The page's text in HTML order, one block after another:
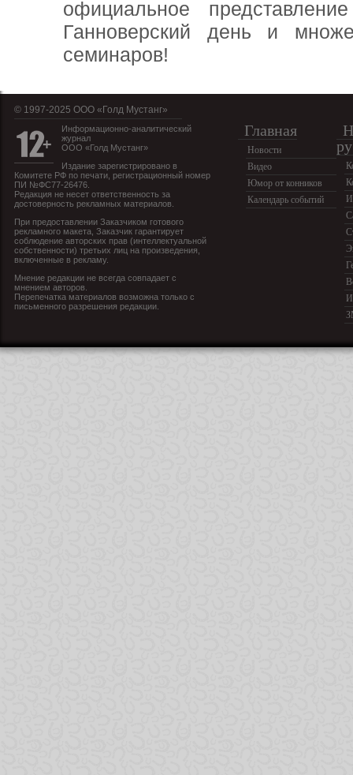
официальное
Ганноверский день и
семинаров!
© 1997-2025 OOO «Голд Мустанг»
Информационно-аналитический
журнал
ООО «Голд Мустанг»
Издание зарегистрировано в
Комитете РФ по печати, регистрационный номер
ПИ №ФС77-26476.
Редакция не несет ответственность за
достоверность рекламных материалов.
При предоставлении Заказчиком готового
рекламного макета, Заказчик гарантирует
соблюдение авторских прав (интеллектуальной
собственности) третьих лиц на произведения,
включенные в рекламу.
Мнение редакции не всегда совпадает с
мнением авторов.
Перепечатка материалов возможна только с
письменного разрешения редакции.
Главная
Новости
Видео
Юмор от конников
Календарь событий